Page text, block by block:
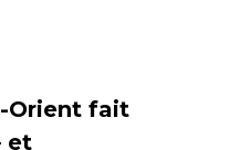
Orient fait
et